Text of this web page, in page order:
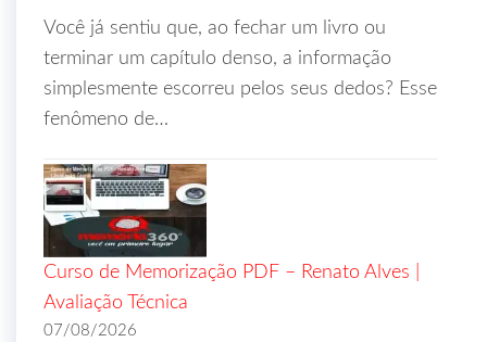
Você já sentiu que, ao fechar um livro ou
terminar um capítulo denso, a informação
simplesmente escorreu pelos seus dedos? Esse
fenômeno de…
Curso de Memorização PDF – Renato Alves |
Avaliação Técnica
07/08/2026